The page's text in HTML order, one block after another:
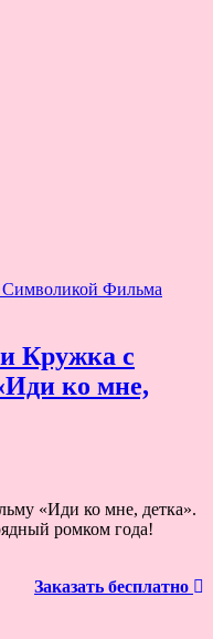
Кружка с
ко мне,
«Иди ко мне, детка».
ромком года!
Заказать бесплатно